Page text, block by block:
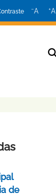
−A +A
de